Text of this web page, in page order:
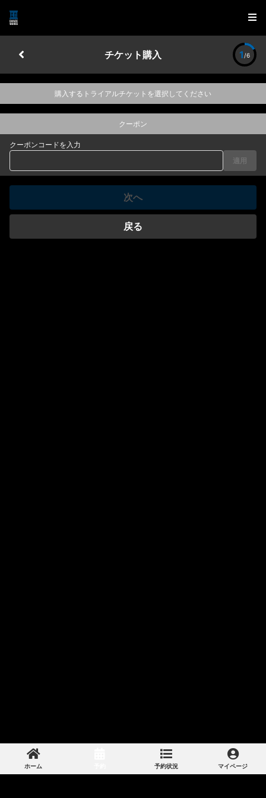
チケット購入 1 /6
購入するトライアルチケットを選択してください
クーポン
クーポンコードを入力
適用
次へ
戻る
ホーム 予約状況 マイページ